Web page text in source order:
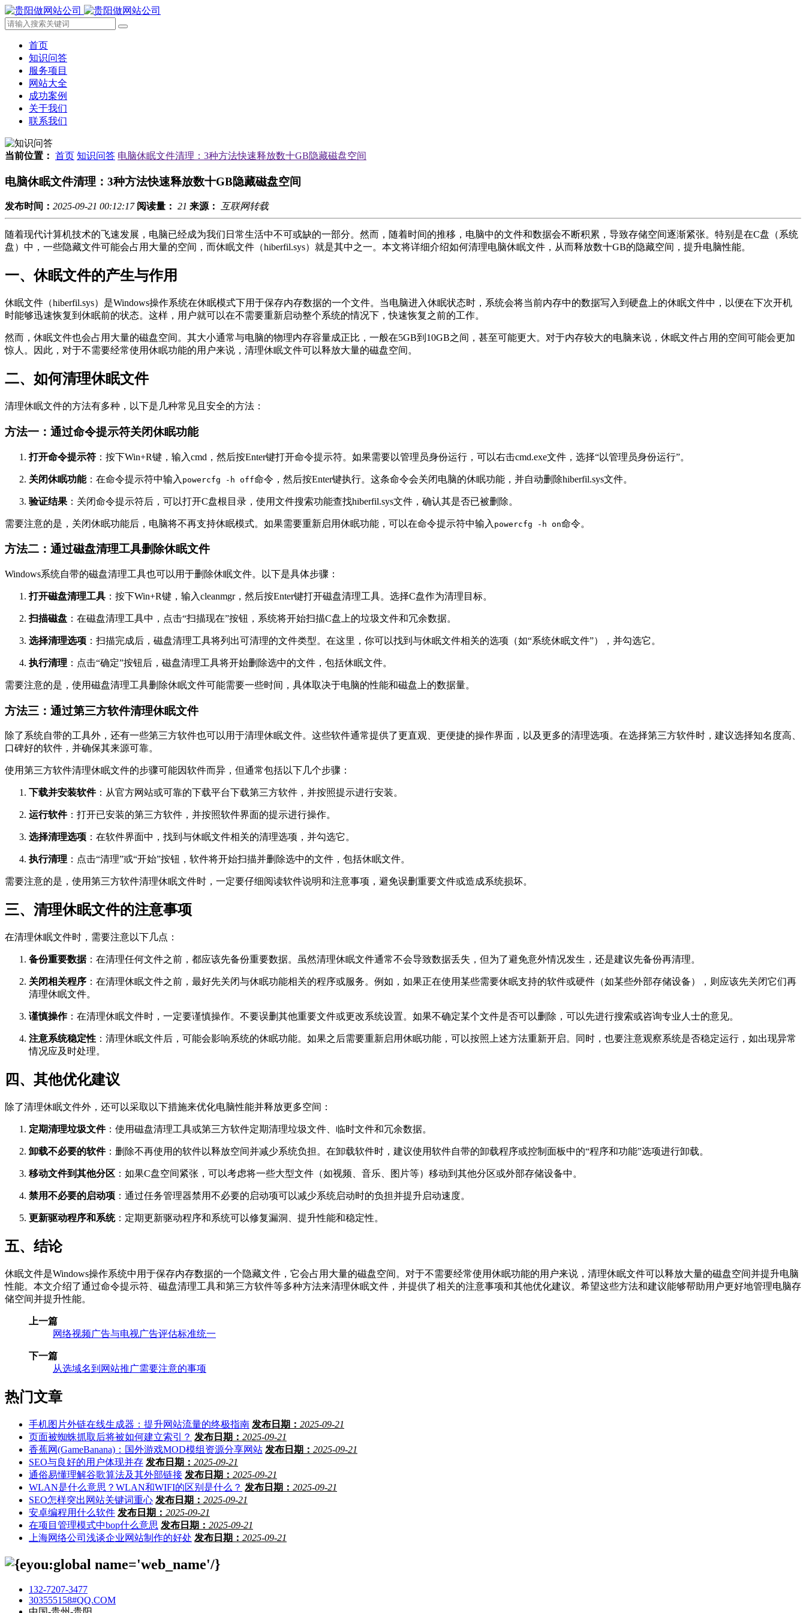
首页
知识问答
服务项目
网站大全
成功案例
关于我们
联系我们
当前位置： 首页 知识问答 电脑休眠文件清理：3种方法快速释放数十GB隐藏磁盘空间
电脑休眠文件清理：3种方法快速释放数十GB隐藏磁盘空间
发布时间： 2025-09-21 00:12:17 阅读量： 21 来源： 互联网转载
随着现代计算机技术的飞速发展，电脑已经成为我们日常生活中不可或缺的一部分。然而，随着时间的推移，电脑中的文件和数据会不断积累，导致存储空间逐渐紧张。特别是在C盘（系统
盘）中，一些隐藏文件可能会占用大量的空间，而休眠文件（hiberfil.sys）就是其中之一。本文将详细介绍如何清理电脑休眠文件，从而释放数十GB的隐藏空间，提升电脑性能。
一、休眠文件的产生与作用
休眠文件（hiberfil.sys）是Windows操作系统在休眠模式下用于保存内存数据的一个文件。当电脑进入休眠状态时，系统会将当前内存中的数据写入到硬盘上的休眠文件中，以便在下次开机
时能够迅速恢复到休眠前的状态。这样，用户就可以在不需要重新启动整个系统的情况下，快速恢复之前的工作。
然而，休眠文件也会占用大量的磁盘空间。其大小通常与电脑的物理内存容量成正比，一般在5GB到10GB之间，甚至可能更大。对于内存较大的电脑来说，休眠文件占用的空间可能会更加
惊人。因此，对于不需要经常使用休眠功能的用户来说，清理休眠文件可以释放大量的磁盘空间。
二、如何清理休眠文件
清理休眠文件的方法有多种，以下是几种常见且安全的方法：
方法一：通过命令提示符关闭休眠功能
打开命令提示符 ：按下Win+R键，输入cmd，然后按Enter键打开命令提示符。如果需要以管理员身份运行，可以右击cmd.exe文件，选择“以管理员身份运行”。
关闭休眠功能：在命令提示符中输入 powercfg -h off命令，然后按Enter键执行。这条命令会关闭电脑的休眠功能，并自动删除hiberfil.sys文件。
验证结果 ：关闭命令提示符后，可以打开C盘根目录，使用文件搜索功能查找hiberfil.sys文件，确认其是否已被删除。
需要注意的是，关闭休眠功能后，电脑将不再支持休眠模式。如果需要重新启用休眠功能，可以在命令提示符中输入 powercfg -h on命令。
方法二：通过磁盘清理工具删除休眠文件
Windows系统自带的磁盘清理工具也可以用于删除休眠文件。以下是具体步骤：
打开磁盘清理工具 ：按下Win+R键，输入cleanmgr，然后按Enter键打开磁盘清理工具。选择C盘作为清理目标。
扫描磁盘 ：在磁盘清理工具中，点击“扫描现在”按钮，系统将开始扫描C盘上的垃圾文件和冗余数据。
选择清理选项 ：扫描完成后，磁盘清理工具将列出可清理的文件类型。在这里，你可以找到与休眠文件相关的选项（如“系统休眠文件”），并勾选它。
执行清理 ：点击“确定”按钮后，磁盘清理工具将开始删除选中的文件，包括休眠文件。
需要注意的是，使用磁盘清理工具删除休眠文件可能需要一些时间，具体取决于电脑的性能和磁盘上的数据量。
方法三：通过第三方软件清理休眠文件
除了系统自带的工具外，还有一些第三方软件也可以用于清理休眠文件。这些软件通常提供了更直观、更便捷的操作界面，以及更多的清理选项。在选择第三方软件时，建议选择知名度高、
口碑好的软件，并确保其来源可靠。
使用第三方软件清理休眠文件的步骤可能因软件而异，但通常包括以下几个步骤：
下载并安装软件：从官方网站或可靠的下载平台下载第三方软件，并按照提示进行安装。
运行软件：打开已安装的第三方软件，并按照软件界面的提示进行操作。
选择清理选项 ：在软件界面中，找到与休眠文件相关的清理选项，并勾选它。
执行清理 ：点击“清理”或“开始”按钮，软件将开始扫描并删除选中的文件，包括休眠文件。
需要注意的是，使用第三方软件清理休眠文件时，一定要仔细阅读软件说明和注意事项，避免误删重要文件或造成系统损坏。
三、清理休眠文件的注意事项
在清理休眠文件时，需要注意以下几点：
备份重要数据：在清理任何文件之前，都应该先备份重要数据。虽然清理休眠文件通常不会导致数据丢失，但为了避免意外情况发生，还是建议先备份再清理。
关闭相关程序 ：在清理休眠文件之前，最好先关闭与休眠功能相关的程序或服务。例如，如果正在使用某些需要休眠支持的软件或硬件（如某些外部存储设备），则应该先关闭它们再
清理休眠文件。
谨慎操作：在清理休眠文件时，一定要谨慎操作。不要误删其他重要文件或更改系统设置。如果不确定某个文件是否可以删除，可以先进行搜索或咨询专业人士的意见。
注意系统稳定性 ：清理休眠文件后，可能会影响系统的休眠功能。如果之后需要重新启用休眠功能，可以按照上述方法重新开启。同时，也要注意观察系统是否稳定运行，如出现异常
情况应及时处理。
四、其他优化建议
除了清理休眠文件外，还可以采取以下措施来优化电脑性能并释放更多空间：
定期清理垃圾文件：使用磁盘清理工具或第三方软件定期清理垃圾文件、临时文件和冗余数据。
卸载不必要的软件：删除不再使用的软件以释放空间并减少系统负担。在卸载软件时，建议使用软件自带的卸载程序或控制面板中的“程序和功能”选项进行卸载。
移动文件到其他分区 ：如果C盘空间紧张，可以考虑将一些大型文件（如视频、音乐、图片等）移动到其他分区或外部存储设备中。
禁用不必要的启动项 ：通过任务管理器禁用不必要的启动项可以减少系统启动时的负担并提升启动速度。
更新驱动程序和系统：定期更新驱动程序和系统可以修复漏洞、提升性能和稳定性。
五、结论
休眠文件是Windows操作系统中用于保存内存数据的一个隐藏文件，它会占用大量的磁盘空间。对于不需要经常使用休眠功能的用户来说，清理休眠文件可以释放大量的磁盘空间并提升电脑
性能。本文介绍了通过命令提示符、磁盘清理工具和第三方软件等多种方法来清理休眠文件，并提供了相关的注意事项和其他优化建议。希望这些方法和建议能够帮助用户更好地管理电脑存
储空间并提升性能。
上一篇
网络视频广告与电视广告评估标准统一
下一篇
从选域名到网站推广需要注意的事项
热门文章
手机图片外链在线生成器：提升网站流量的终极指南 发布日期： 2025-09-21
页面被蜘蛛抓取后将被如何建立索引？ 发布日期： 2025-09-21
香蕉网(GameBanana)：国外游戏MOD模组资源分享网站 发布日期： 2025-09-21
SEO与良好的用户体现并存 发布日期： 2025-09-21
通俗易懂理解谷歌算法及其外部链接 发布日期： 2025-09-21
WLAN是什么意思？WLAN和WIFI的区别是什么？ 发布日期： 2025-09-21
SEO怎样突出网站关键词重心 发布日期： 2025-09-21
安卓编程用什么软件 发布日期： 2025-09-21
在项目管理模式中bop什么意思 发布日期： 2025-09-21
上海网络公司浅谈企业网站制作的好处 发布日期： 2025-09-21
132-7207-3477
303555158#QQ.COM